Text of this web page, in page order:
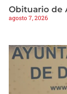
Obituario de
agosto 7, 2026